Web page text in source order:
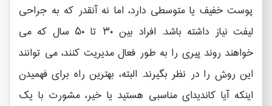
پوست خفیف یا متوسطی دارد، اما نه آنقدر که به جراحی
لیفت نیاز داشته باشد. افراد بین ۳۰ تا ۵۰ سال که می
خواهند روند پیری را به طور فعال مدیریت کنند، می توانند
این روش را در نظر بگیرند. البته، بهترین راه برای فهمیدن
اینکه آیا کاندیدای مناسبی هستید یا خیر، مشورت با یک